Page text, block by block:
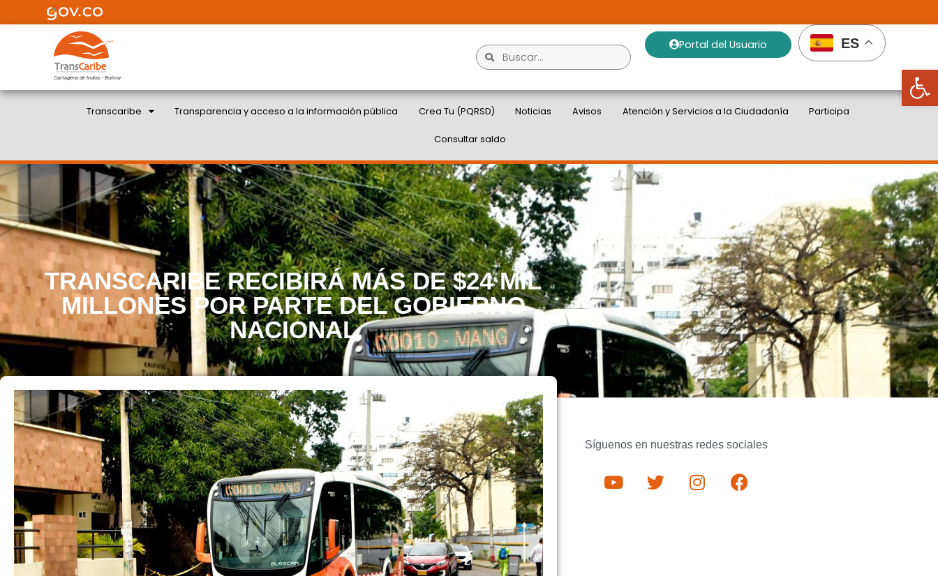
Abrir
Cartagena de Indias - Bolivar
Portal del Usuario ES
Transcaribe Transparencia y acceso a la información pública Crea Tu (PQRSD) Noticias Avisos Atención y Servicios a la Ciudadanía Participa
Consultar saldo
TRANSCARIBE RECIBIRÁ MÁS DE $24 MIL
MILLONES POR PARTE DEL GOBIERNO
NACIONAL
Síguenos en nuestras redes sociales